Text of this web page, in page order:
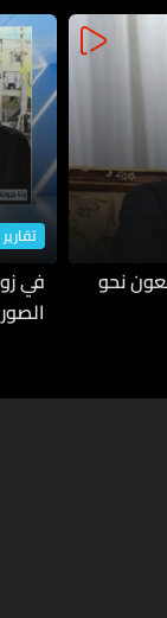
نحو
في